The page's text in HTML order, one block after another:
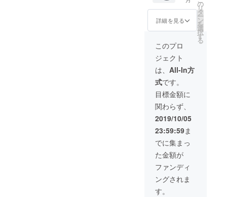
トプッ
ト法』
『成功
るマイ
ジャネ
レー
ショ
ン』の
４つを
伝授し
ます。※
東京
にて開
催。地
方の方
は
Facebo
ok動画
でライ
グルー
プセッ
ション
にて
りコー
チン
グ。
『死ぬ
まで忘
れない
高速読
書術』
『２億
稼いだ
アウト
プット
ノート
術』
『究極
のイン
プット
⇔アウ
間【プ
ライオ
リティ
コーチ
しま
す。成
功体験
と高速
思考を
全てイ
ンプッ
ト。全
ての質
問に答
えま
す。 月
額8万×
６ヶ月
＝48万
円（著
名な上
岡氏と
詳細を見る
の
リ
タ
ー
ン
を
選
択
す
る
このプロ
ジェクト
は、 All-In方
式です。
目標金額に
関わらず、
2019/10/05
23:59:59ま
でに集まっ
た金額が
ファンディ
ングされま
す。